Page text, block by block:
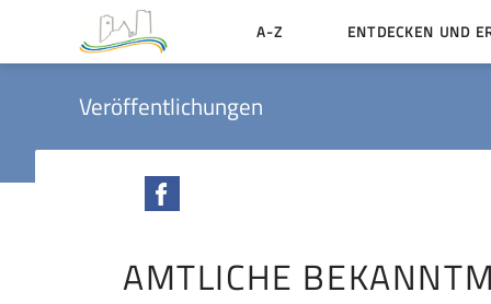
A-Z ENTDECKEN UND
Veröffentlichungen
AMTLICHE